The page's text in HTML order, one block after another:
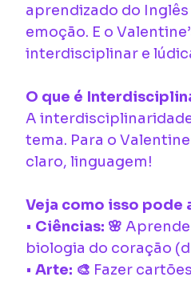
aprendizado do
emoção. E o
interdisciplinar e
O que é
A
tema. Para o
claro, linguagem!
Veja como isso pode
• Ciências: 🌸
biologia do coração
• Arte: 🎨 Fazer